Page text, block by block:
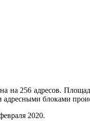
на 256 адресов.
блоками
2020.